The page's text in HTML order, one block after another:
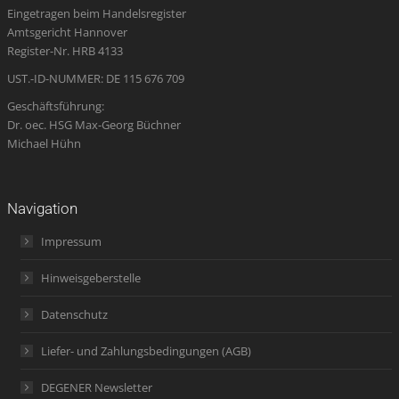
new
window
new
window
new
window
in
new
new
Eingetragen beim Handelsregister
Amtsgericht Hannover
Register-Nr. HRB 4133
UST.-ID-NUMMER: DE 115 676 709
Geschäftsführung:
Dr. oec. HSG Max-Georg Büchner
Michael Hühn
Navigation
Impressum
Hinweisgeberstelle
Datenschutz
Liefer- und Zahlungsbedingungen (AGB)
DEGENER Newsletter